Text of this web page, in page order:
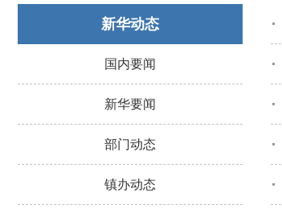
新华动态
国内要闻
新华要闻
部门动态
镇办动态